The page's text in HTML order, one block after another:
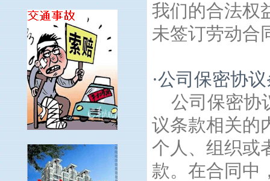
我们的合法权
未签订劳动合
·公司保密协
公司保密协
议条款相关的
个人、组织或
款。在合同中